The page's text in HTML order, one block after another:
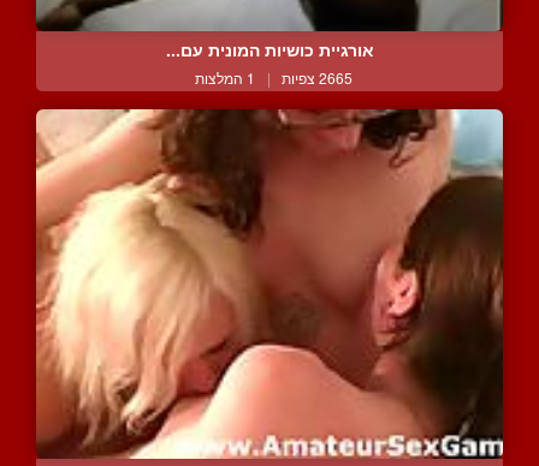
אורגיית כושיות המונית עם...
2665 צפיות | 1 המלצות